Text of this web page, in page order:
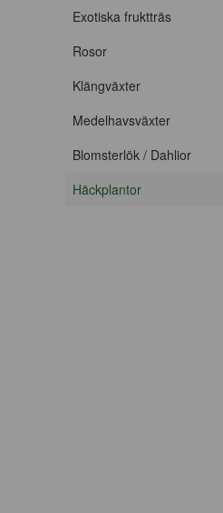
Exotiska fruktträs
Rosor
Klängväxter
Medelhavsväxter
Blomsterlök / Dahlior
Häckplantor